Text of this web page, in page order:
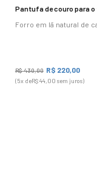
-
Nº 36: 23 cm
Nº 38: 25 cm
-
Pantufa de couro para
Forro em lã natural de
R$430,00 R$ 220, 00
(5x deR$44,00 sem juros)